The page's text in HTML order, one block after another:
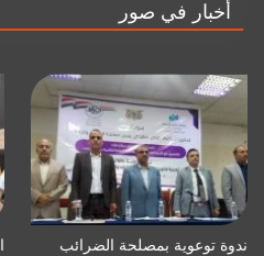
أخبار في صور
ندوة توعوية بمصلحة الضرائب